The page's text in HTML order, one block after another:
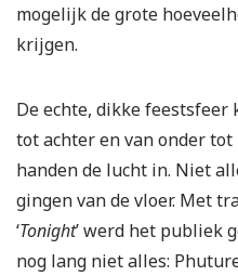
mogelijk de grote
krijgen.
De echte, dikke feestsfeer
tot achter en van onder
handen de lucht in. Niet
gingen van de vloer. Met
‘Tonight’ werd het publiek
nog lang niet alles: